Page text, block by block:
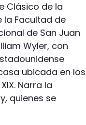
Clásico de la
la Facultad de
de San Juan
Wyler, con
ubicada en los
Narra la
quienes se